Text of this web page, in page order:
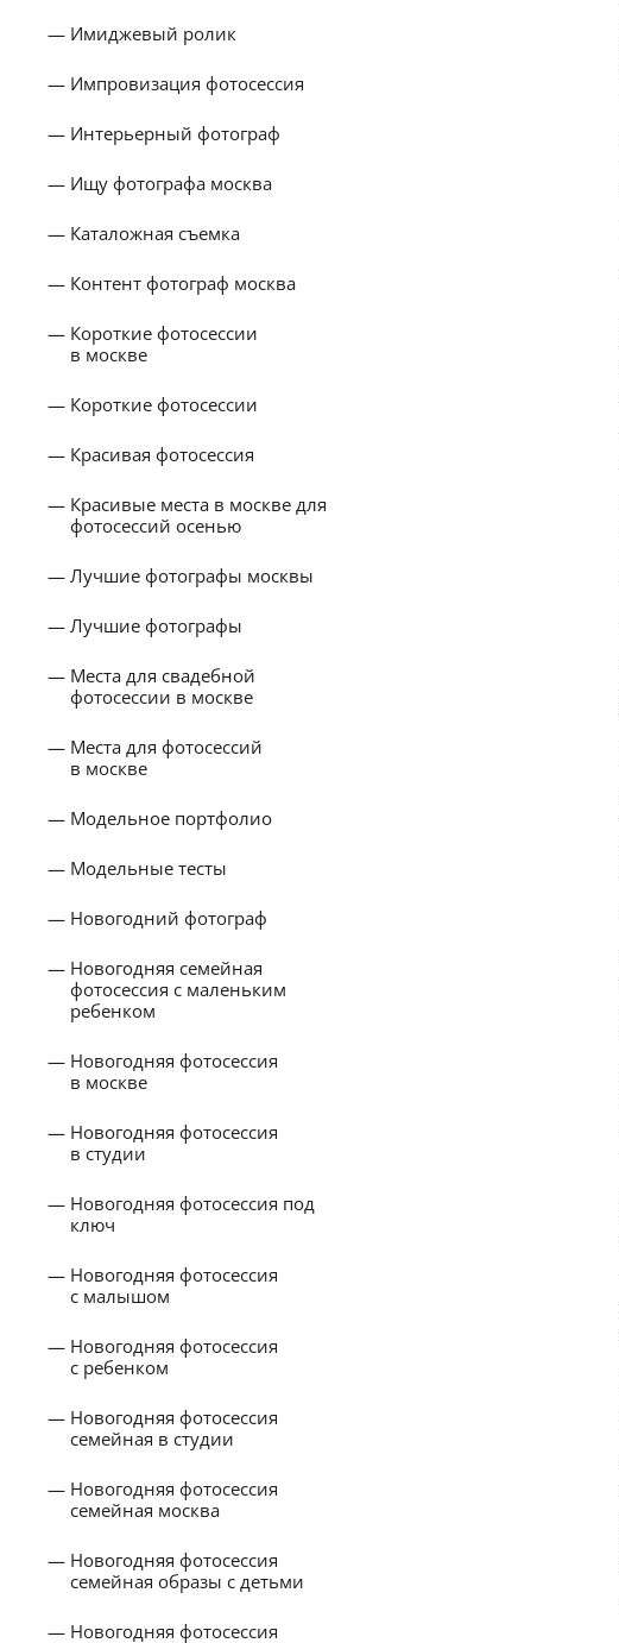
Имиджевый ролик
Импровизация фотосессия
Интерьерный фотограф
Ищу фотографа москва
Каталожная съемка
Контент фотограф москва
Короткие фотосессии
в москве
Короткие фотосессии
Красивая фотосессия
Красивые места в москве для
фотосессий осенью
Лучшие фотографы москвы
Лучшие фотографы
Места для свадебной
фотосессии в москве
Места для фотосессий
в москве
Модельное портфолио
Модельные тесты
Новогодний фотограф
Новогодняя семейная
фотосессия с маленьким
ребенком
Новогодняя фотосессия
в москве
Новогодняя фотосессия
в студии
Новогодняя фотосессия под
ключ
Новогодняя фотосессия
с малышом
Новогодняя фотосессия
с ребенком
Новогодняя фотосессия
семейная в студии
Новогодняя фотосессия
семейная москва
Новогодняя фотосессия
семейная образы с детьми
Новогодняя фотосессия